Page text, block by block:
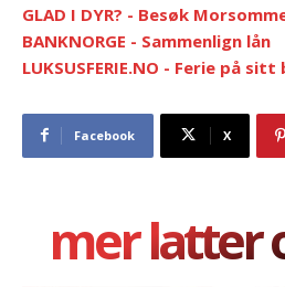
GLAD I DYR? - Besøk
BANKNORGE - Sammenlign lån
LUKSUSFERIE.NO - Ferie på
Facebook X
mer latter